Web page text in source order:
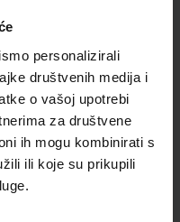
personalizirali
društvenih medija i
o vašoj upotrebi
za društvene
ih mogu kombinirati s
ili koje su prikupili
SŠ